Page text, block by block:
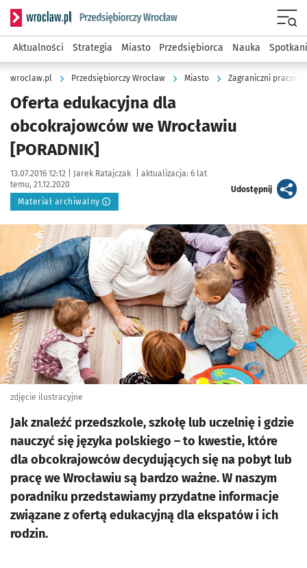
Serwis informacyjny wroclaw.pl podserwis: Strategia
Aktualności Strategia Miasto Przedsiębiorca Nauka
wroclaw.pl Przedsiębiorczy Wrocław Miasto Zagraniczni
Oferta edukacyjna dla
obcokrajowców we Wrocławiu
[PORADNIK]
Data publikacji:
13.07.2016 12:12 | Autor:
Jarek Ratajczak aktualizacja: 6 lat
temu, 21.12.2020
Materiał archiwalny
Udostępnijartykuł
Kliknij, aby powiększyć
zdjęcie ilustracyjne
Jak znaleźć przedszkole, szkołę lub uczelnię i gdzie
nauczyć się języka polskiego – to kwestie, które
dla obcokrajowców decydujących się na pobyt lub
pracę we Wrocławiu są bardzo ważne. W naszym
poradniku przedstawiamy przydatne informacje
związane z ofertą edukacyjną dla ekspatów i ich
rodzin.